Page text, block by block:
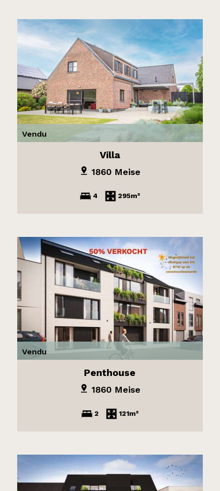
Vendu
Villa
1860 Meise
4 295m²
Vendu
Penthouse
1860 Meise
2 121m²